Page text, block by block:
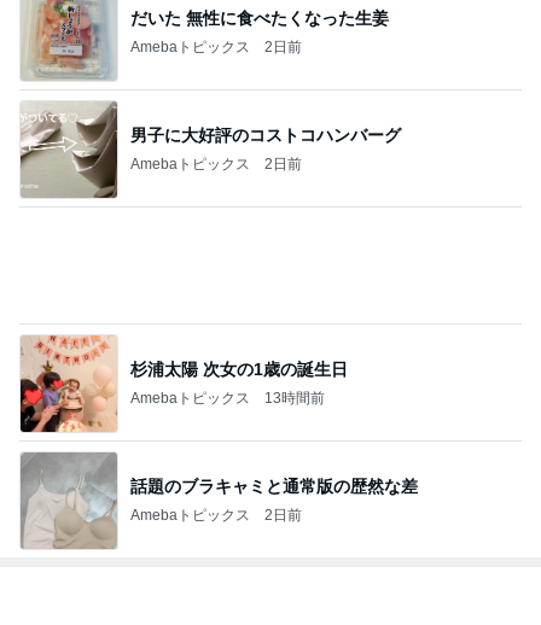
だいた 無性に食べたくなった生姜
Amebaトピックス 2日前
男子に大好評のコストコハンバーグ
Amebaトピックス 2日前
杉浦太陽 次女の1歳の誕生日
Amebaトピックス 13時間前
話題のブラキャミと通常版の歴然な差
Amebaトピックス 2日前